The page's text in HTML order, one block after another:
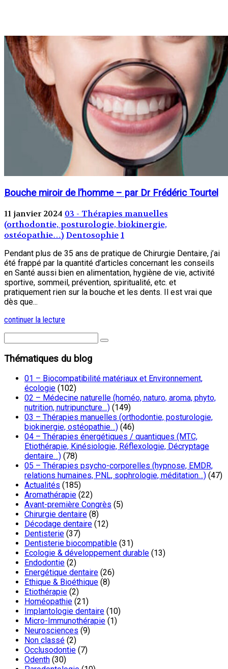
Bouche miroir de l’homme – par Dr Frédéric Tourtel
11 janvier 2024 03 - Thérapies manuelles
(orthodontie, posturologie, biokinergie,
ostéopathie…) Dentosophie 1
Pendant plus de 35 ans de pratique de Chirurgie Dentaire, j’ai
été frappé par la quantité d’articles concernant les conseils
en Santé aussi bien en alimentation, hygiène de vie, activité
sportive, sommeil, prévention, spiritualité, etc. et
pratiquement rien sur la bouche et les dents. Il est vrai que
dès que...
continuer la lecture
Thématiques du blog
01 – Biocompatibilité matériaux et Environnement,
écologie (102)
02 – Médecine naturelle (homéo, naturo, aroma, phyto,
nutrition, nutripuncture…) (149)
03 – Thérapies manuelles (orthodontie, posturologie,
biokinergie, ostéopathie…) (46)
04 – Thérapies énergétiques / quantiques (MTC,
Etiothérapie, Kinésiologie, Réflexologie, Décryptage
dentaire…) (78)
05 – Thérapies psycho-corporelles (hypnose, EMDR,
relations humaines, PNL, sophrologie, méditation…) (47)
Actualités (185)
Aromathérapie (22)
Avant-première Congrès (5)
Chirurgie dentaire (8)
Décodage dentaire (12)
Dentisterie (37)
Dentisterie biocompatible (31)
Ecologie & développement durable (13)
Endodontie (2)
Energétique dentaire (26)
Ethique & Bioéthique (8)
Etiothérapie (2)
Homéopathie (21)
Implantologie dentaire (10)
Micro-Immunothérapie (1)
Neurosciences (9)
Non classé (2)
Occlusodontie (7)
Odenth (30)